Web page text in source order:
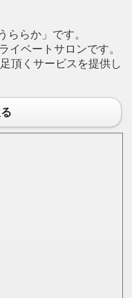
ららか」です。
イベートサロンです。
頂くサービスを提供し